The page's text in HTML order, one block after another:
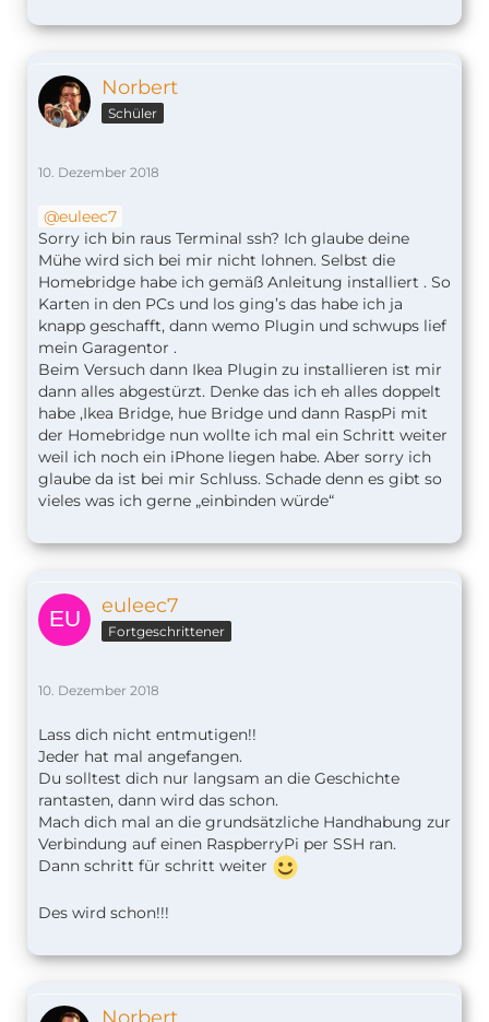
Norbert
Schüler
10. Dezember 2018
euleec7
Sorry ich bin raus Terminal ssh? Ich glaube deine
Mühe wird sich bei mir nicht lohnen. Selbst die
Homebridge habe ich gemäß Anleitung installiert . So
Karten in den PCs und los ging’s das habe ich ja
knapp geschafft, dann wemo Plugin und schwups lief
mein Garagentor .
Beim Versuch dann Ikea Plugin zu installieren ist mir
dann alles abgestürzt. Denke das ich eh alles doppelt
habe ,Ikea Bridge, hue Bridge und dann RaspPi mit
der Homebridge nun wollte ich mal ein Schritt weiter
weil ich noch ein iPhone liegen habe. Aber sorry ich
glaube da ist bei mir Schluss. Schade denn es gibt so
vieles was ich gerne „einbinden würde“
euleec7
Fortgeschrittener
10. Dezember 2018
Lass dich nicht entmutigen!!
Jeder hat mal angefangen.
Du solltest dich nur langsam an die Geschichte
rantasten, dann wird das schon.
Mach dich mal an die grundsätzliche Handhabung zur
Verbindung auf einen RaspberryPi per SSH ran.
Dann schritt für schritt weiter
Des wird schon!!!